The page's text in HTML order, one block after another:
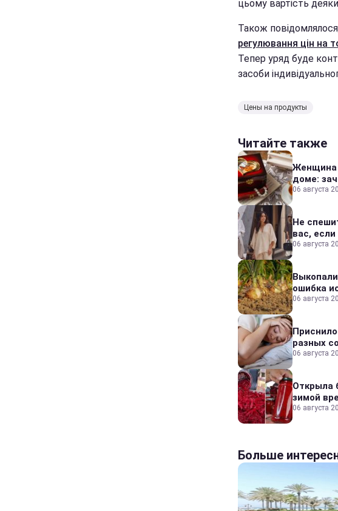
цьому вартість
Також
регулювання цін на
Тепер уряд буде
засоби
Цены на продукты
Читайте также
Женщина
доме:
06 августа
Не
вас,
06 августа
ошибка
06 августа
разных
06 августа
Открыла
зимой
06 августа
Больше